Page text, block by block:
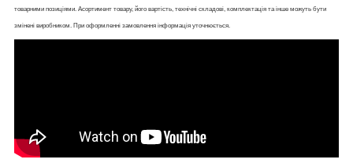
товарними позиціями. Асортимент товару, його вартість, технічні складові, комплектація та інше можуть бути
змінені виробником. При оформленні замовлення інформація уточнюється.